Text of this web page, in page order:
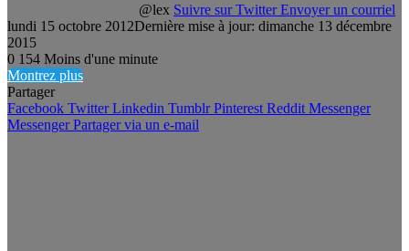
@lex Suivre sur Twitter Envoyer un courriel
lundi 15 octobre 2012Dernière mise à jour: dimanche 13 décembre
2015
0 154 Moins d'une minute
Montrez plus
Partager
Facebook Twitter Linkedin Tumblr Pinterest Reddit Messenger
Messenger Partager via un e-mail